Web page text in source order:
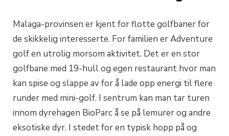
Malaga-provinsen er kjent for flotte golfbaner for
de skikkelig interesserte. For familien er Adventure
golf en utrolig morsom aktivitet. Det er en stor
golfbane med 19-hull og egen restaurant hvor man
kan spise og slappe av for å lade opp energi til flere
runder med mini-golf. I sentrum kan man tar turen
innom dyrehagen BioParc å se på lemurer og andre
eksotiske dyr. I stedet for en typisk hopp på og